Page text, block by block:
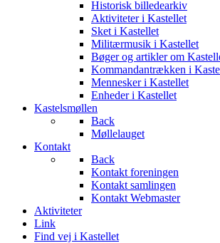
Historisk billedearkiv
Aktiviteter i Kastellet
Sket i Kastellet
Militærmusik i Kastellet
Bøger og artikler om
Kommandantrækken i
Mennesker i Kastellet
Enheder i Kastellet
Kastelsmøllen
Back
Møllelauget
Kontakt
Back
Kontakt foreningen
Kontakt samlingen
Kontakt Webmaster
Aktiviteter
Link
Find vej i Kastellet